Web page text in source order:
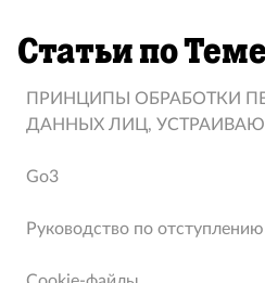
Статьи по Теме
ПРИНЦИПЫ ОБРАБОТКИ
ДАННЫХ ЛИЦ,
Go3
Руководство по